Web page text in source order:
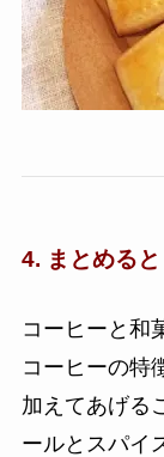
4. まとめると
コーヒーと和
コーヒーの特
加えてあげる
ールとスパイ